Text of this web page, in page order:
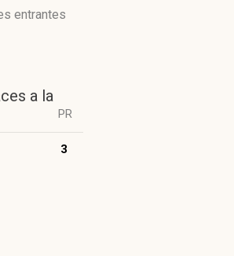
entrantes
a la
PR
3